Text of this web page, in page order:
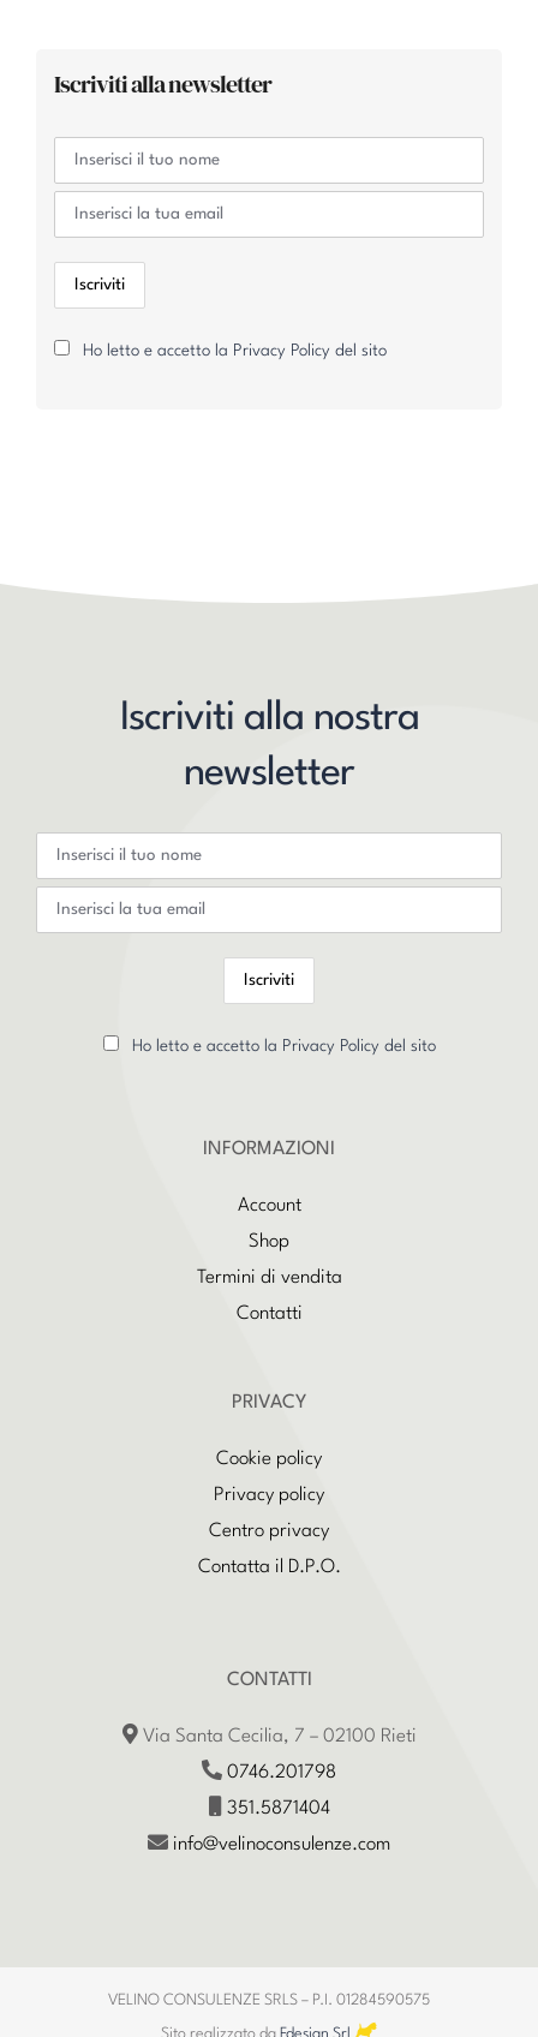
Iscriviti alla newsletter
Ho letto e accetto la Privacy Policy del sito
Iscriviti alla nostra
newsletter
Ho letto e accetto la Privacy Policy del sito
INFORMAZIONI
Account
Shop
Termini di vendita
Contatti
PRIVACY
Cookie policy
Privacy policy
Centro privacy
Contatta il D.P.O.
CONTATTI
Via Santa Cecilia, 7 – 02100 Rieti
0746.201798
351.5871404
info@velinoconsulenze.com
VELINO CONSULENZE SRLS – P.I. 01284590575